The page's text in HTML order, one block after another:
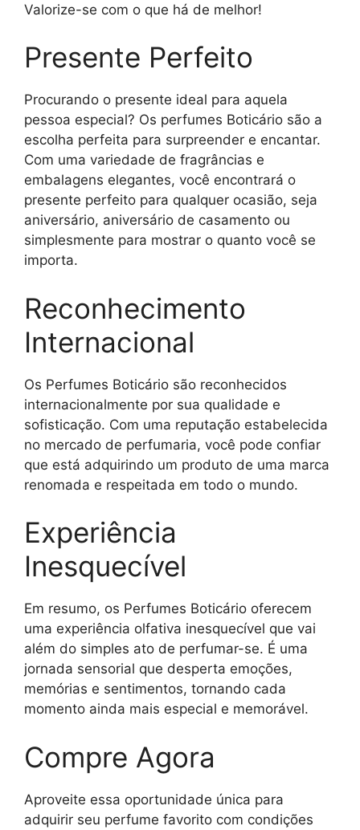
Valorize-se com o que há de melhor!
Presente Perfeito
Procurando o presente ideal para aquela
pessoa especial? Os perfumes Boticário são a
escolha perfeita para surpreender e encantar.
Com uma variedade de fragrâncias e
embalagens elegantes, você encontrará o
presente perfeito para qualquer ocasião, seja
aniversário, aniversário de casamento ou
simplesmente para mostrar o quanto você se
importa.
Reconhecimento
Internacional
Os Perfumes Boticário são reconhecidos
internacionalmente por sua qualidade e
sofisticação. Com uma reputação estabelecida
no mercado de perfumaria, você pode confiar
que está adquirindo um produto de uma marca
renomada e respeitada em todo o mundo.
Experiência
Inesquecível
Em resumo, os Perfumes Boticário oferecem
uma experiência olfativa inesquecível que vai
além do simples ato de perfumar-se. É uma
jornada sensorial que desperta emoções,
memórias e sentimentos, tornando cada
momento ainda mais especial e memorável.
Compre Agora
Aproveite essa oportunidade única para
adquirir seu perfume favorito com condições